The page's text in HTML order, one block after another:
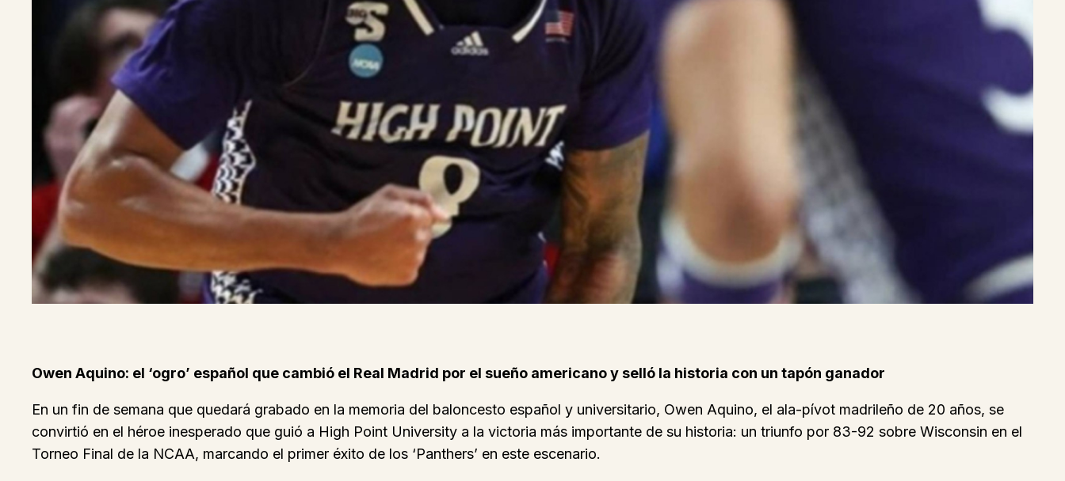
Owen Aquino: el ‘ogro’ español que cambió el Real Madrid por el sueño americano y selló la historia con un tapón ganador
En un fin de semana que quedará grabado en la memoria del baloncesto español y universitario, Owen Aquino, el ala-pívot madrileño de 20 años, se
convirtió en el héroe inesperado que guió a High Point University a la victoria más importante de su historia: un triunfo por 83-92 sobre Wisconsin en el
Torneo Final de la NCAA, marcando el primer éxito de los ‘Panthers’ en este escenario.